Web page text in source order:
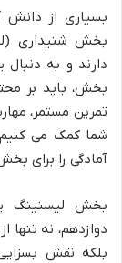
بسیاری از دانش
بخش شنیداری
دارند و به
بخش، باید بر
تمرین مستمر،
شما کمک می کنیم
آمادگی را برای
بخش لیسنینگ
دوازدهم، نه تنها
بلکه نقش